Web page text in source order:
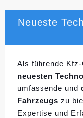
Neueste
Als führende
neuesten
umfassende und
Fahrzeugs zu
Expertise und